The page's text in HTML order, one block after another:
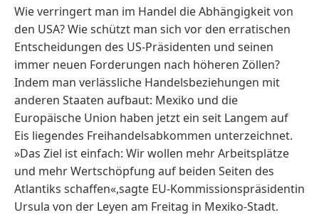
Wie verringert man im Handel die Abhängigkeit von
den USA? Wie schützt man sich vor den erratischen
Entscheidungen des US-Präsidenten und seinen
immer neuen Forderungen nach höheren Zöllen?
Indem man verlässliche Handelsbeziehungen mit
anderen Staaten aufbaut: Mexiko und die
Europäische Union haben jetzt ein seit Langem auf
Eis liegendes Freihandelsabkommen unterzeichnet.
»Das Ziel ist einfach: Wir wollen mehr Arbeitsplätze
und mehr Wertschöpfung auf beiden Seiten des
Atlantiks schaffen«,‌sagte EU-Kommissionspräsidentin
Ursula von der Leyen am Freitag in Mexiko-Stadt.